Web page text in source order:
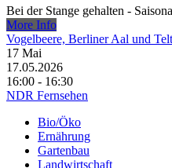
Bei der Stange gehalten -
More Info
Vogelbeere, Berliner Aal und
17 Mai
17.05.2026
16:00 - 16:30
NDR Fernsehen
Bio/Öko
Ernährung
Gartenbau
Landwirtschaft